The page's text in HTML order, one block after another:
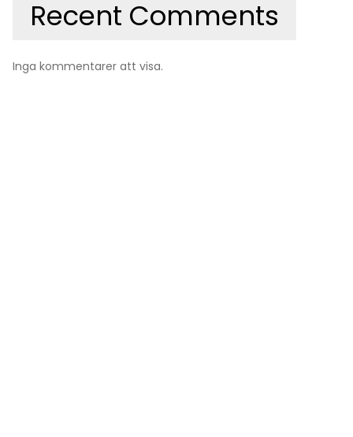
Recent Comments
Inga kommentarer att visa.